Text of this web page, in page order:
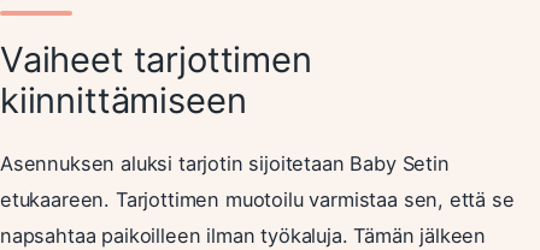
Vaiheet tarjottimen
kiinnittämiseen
Asennuksen aluksi tarjotin sijoitetaan Baby Setin
etukaareen. Tarjottimen muotoilu varmistaa sen, että se
napsahtaa paikoilleen ilman työkaluja. Tämän jälkeen